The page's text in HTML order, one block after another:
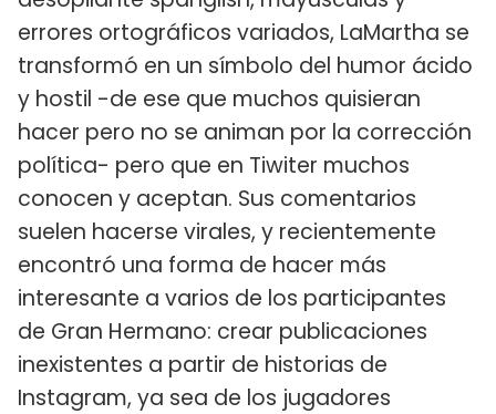
errores ortográficos variados, LaMartha se
transformó en un símbolo del humor ácido
y hostil -de ese que muchos quisieran
hacer pero no se animan por la corrección
política- pero que en Tiwiter muchos
conocen y aceptan. Sus comentarios
suelen hacerse virales, y recientemente
encontró una forma de hacer más
interesante a varios de los participantes
de Gran Hermano: crear publicaciones
inexistentes a partir de historias de
Instagram, ya sea de los jugadores